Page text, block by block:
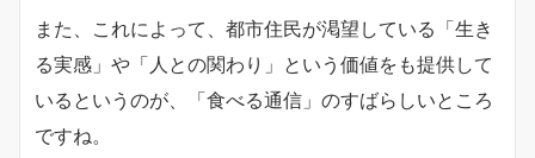
また、これによって、都市住民が渇望している「生き
る実感」や「人との関わり」という価値をも提供して
いるというのが、「食べる通信」のすばらしいところ
ですね。